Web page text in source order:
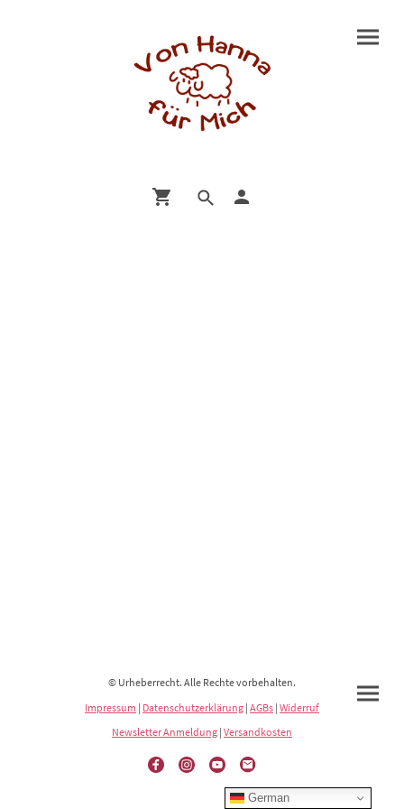
© Urheberrecht. Alle Rechte vorbehalten.
Impressum | Datenschutzerklärung | AGBs | Widerruf
Newsletter Anmeldung | Versandkosten
German